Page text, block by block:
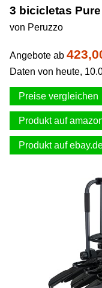
Support &
Presse
Impressum
3 bicicletas
von Peruzzo
Angebote ab
Daten von heute,
Preise vergleichen
Produkt auf
Produkt auf